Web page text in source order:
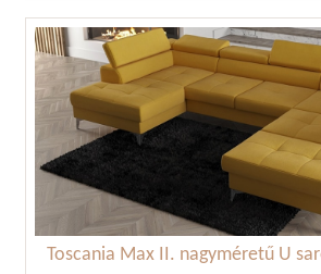
Toscania Max II. nagyméretű U